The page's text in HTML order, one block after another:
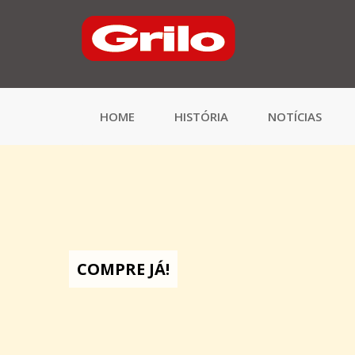
HOME HISTÓRIA NOTÍCIAS
COMPRE JÁ!